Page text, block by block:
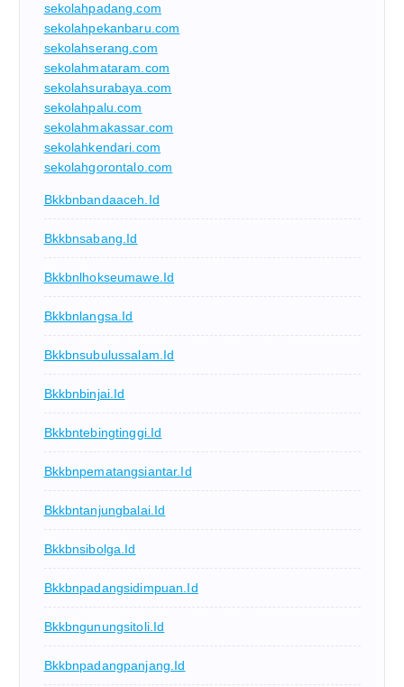
sekolahpadang.com
sekolahpekanbaru.com
sekolahserang.com
sekolahmataram.com
sekolahsurabaya.com
sekolahpalu.com
sekolahmakassar.com
sekolahkendari.com
sekolahgorontalo.com
Bkkbnbandaaceh.id
Bkkbnsabang.id
Bkkbnlhokseumawe.id
Bkkbnlangsa.id
Bkkbnsubulussalam.id
Bkkbnbinjai.id
Bkkbntebingtinggi.id
Bkkbnpematangsiantar.id
Bkkbntanjungbalai.id
Bkkbnsibolga.id
Bkkbnpadangsidimpuan.id
Bkkbngunungsitoli.id
Bkkbnpadangpanjang.id